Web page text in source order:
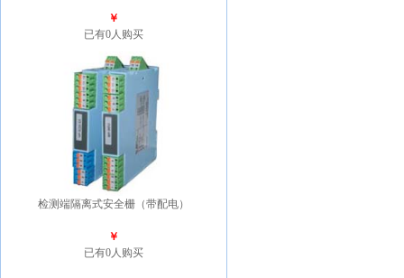
￥
已有0人购买
检测端隔离式安全栅（带配电）
￥
已有0人购买